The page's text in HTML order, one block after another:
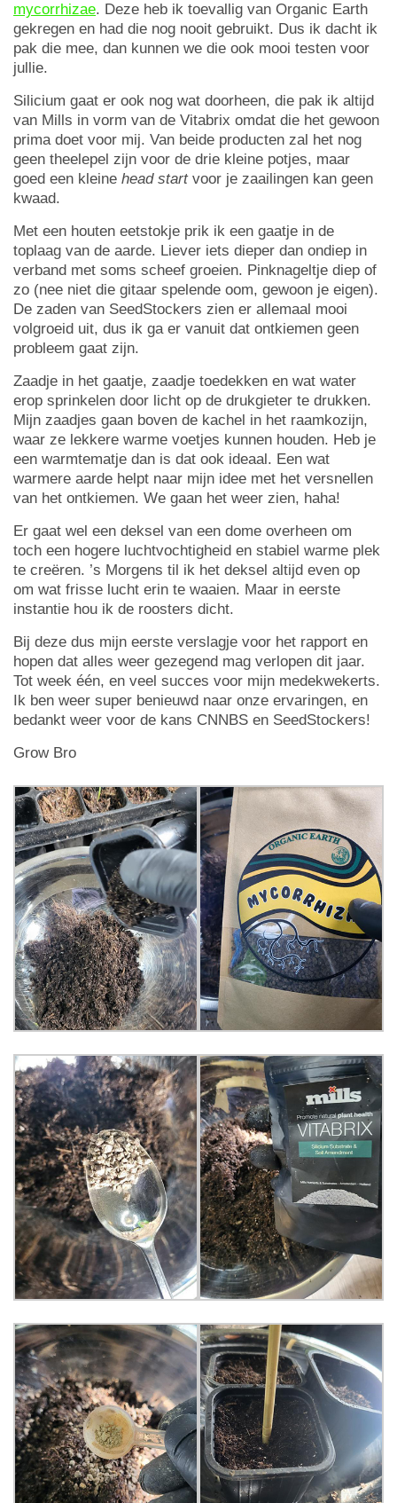
mycorrhizae. Deze heb ik toevallig van Organic Earth
gekregen en had die nog nooit gebruikt. Dus ik dacht ik
pak die mee, dan kunnen we die ook mooi testen voor
jullie.
Silicium gaat er ook nog wat doorheen, die pak ik altijd
van Mills in vorm van de Vitabrix omdat die het gewoon
prima doet voor mij. Van beide producten zal het nog
geen theelepel zijn voor de drie kleine potjes, maar
goed een kleine head startvoor je zaailingen kan geen
kwaad.
Met een houten eetstokje prik ik een gaatje in de
toplaag van de aarde. Liever iets dieper dan ondiep in
verband met soms scheef groeien. Pinknageltje diep of
zo (nee niet die gitaar spelende oom, gewoon je eigen).
De zaden van SeedStockers zien er allemaal mooi
volgroeid uit, dus ik ga er vanuit dat ontkiemen geen
probleem gaat zijn.
Zaadje in het gaatje, zaadje toedekken en wat water
erop sprinkelen door licht op de drukgieter te drukken.
Mijn zaadjes gaan boven de kachel in het raamkozijn,
waar ze lekkere warme voetjes kunnen houden. Heb je
een warmtematje dan is dat ook ideaal. Een wat
warmere aarde helpt naar mijn idee met het versnellen
van het ontkiemen. We gaan het weer zien, haha!
Er gaat wel een deksel van een dome overheen om
toch een hogere luchtvochtigheid en stabiel warme plek
te creëren. ’s Morgens til ik het deksel altijd even op
om wat frisse lucht erin te waaien. Maar in eerste
instantie hou ik de roosters dicht.
Bij deze dus mijn eerste verslagje voor het rapport en
hopen dat alles weer gezegend mag verlopen dit jaar.
Tot week één, en veel succes voor mijn medekwekerts.
Ik ben weer super benieuwd naar onze ervaringen, en
bedankt weer voor de kans CNNBS en SeedStockers!
Grow Bro